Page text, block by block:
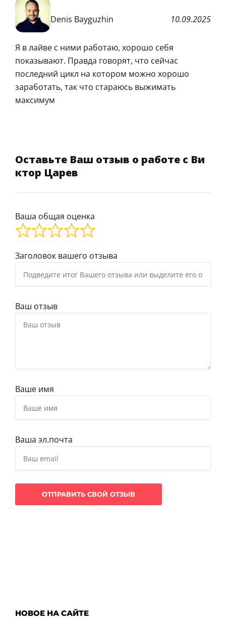
Denis Bayguzhin 10.09.2025
Я в лайве с ними работаю, хорошо себя
показывают. Правда говорят, что сейчас
последний цикл на котором можно хорошо
заработать, так что стараюсь выжимать
максимум
Оставьте Ваш отзыв о работе с Ви
ктор Царев
Ваша общая оценка
Заголовок вашего отзыва
Ваш отзыв
Ваше имя
Ваша эл.почта
НОВОЕ НА САЙТЕ